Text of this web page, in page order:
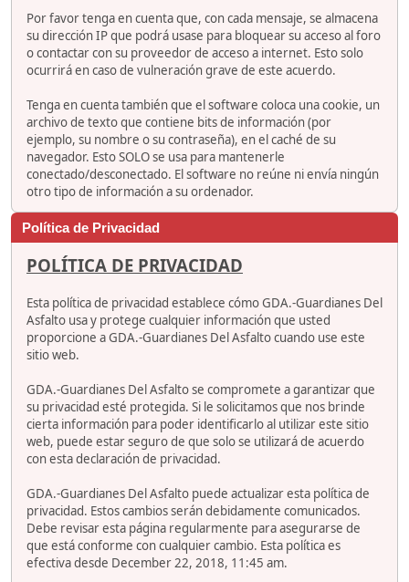
Por favor tenga en cuenta que, con cada mensaje, se almacena
su dirección IP que podrá usase para bloquear su acceso al foro
o contactar con su proveedor de acceso a internet. Esto solo
ocurrirá en caso de vulneración grave de este acuerdo.
Tenga en cuenta también que el software coloca una cookie, un
archivo de texto que contiene bits de información (por
ejemplo, su nombre o su contraseña), en el caché de su
navegador. Esto SOLO se usa para mantenerle
conectado/desconectado. El software no reúne ni envía ningún
otro tipo de información a su ordenador.
Política de Privacidad
POLÍTICA DE PRIVACIDAD
Esta política de privacidad establece cómo GDA.-Guardianes Del
Asfalto usa y protege cualquier información que usted
proporcione a GDA.-Guardianes Del Asfalto cuando use este
sitio web.
GDA.-Guardianes Del Asfalto se compromete a garantizar que
su privacidad esté protegida. Si le solicitamos que nos brinde
cierta información para poder identificarlo al utilizar este sitio
web, puede estar seguro de que solo se utilizará de acuerdo
con esta declaración de privacidad.
GDA.-Guardianes Del Asfalto puede actualizar esta política de
privacidad. Estos cambios serán debidamente comunicados.
Debe revisar esta página regularmente para asegurarse de
que está conforme con cualquier cambio. Esta política es
efectiva desde December 22, 2018, 11:45 am.